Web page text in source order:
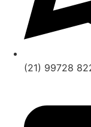
(21) 99728